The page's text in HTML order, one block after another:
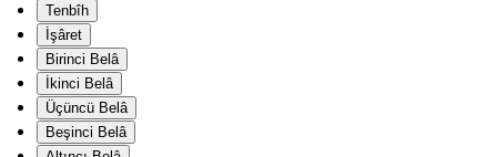
Tenbîh
İşâret
Birinci Belâ
İkinci Belâ
Üçüncü Belâ
Beşinci Belâ